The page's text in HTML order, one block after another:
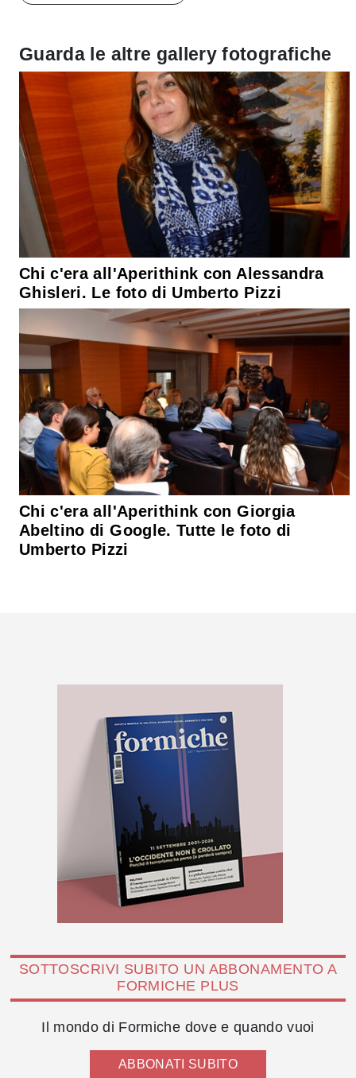
Guarda le altre gallery fotografiche
Chi c'era all'Aperithink con Alessandra
Ghisleri. Le foto di Umberto Pizzi
Chi c'era all'Aperithink con Giorgia
Abeltino di Google. Tutte le foto di
Umberto Pizzi
SOTTOSCRIVI SUBITO UN ABBONAMENTO A
FORMICHE PLUS
Il mondo di Formiche dove e quando vuoi
ABBONATI SUBITO